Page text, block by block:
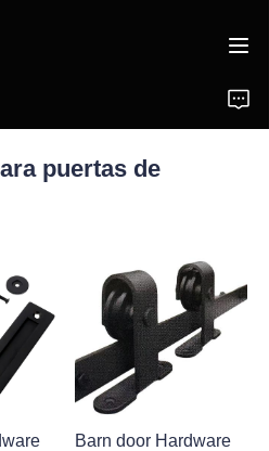
puertas de
Barn door Hardware